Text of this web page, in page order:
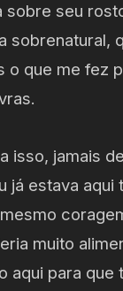
sobre seu
sobrenatural,
o que me fez
isso, jamais
já estava aqui
muito
aqui para que